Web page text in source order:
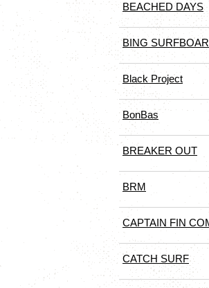
BEACHED DAYS
BING
Black Project
BonBas
BREAKER OUT
BRM
CAPTAIN FIN
CATCH SURF